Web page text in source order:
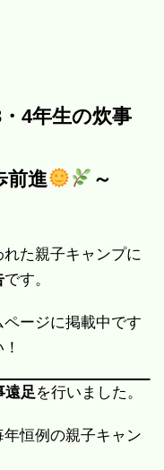
4年生の炊事
前進
～
た親子キャンプに
です。
ージに掲載中です
遠足を行いました。
恒例の親子キャン